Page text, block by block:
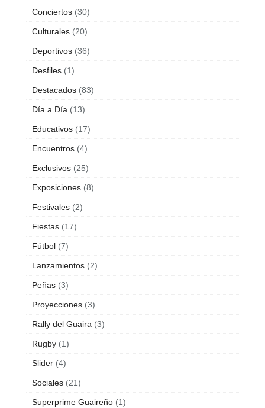
Conciertos (30)
Culturales (20)
Deportivos (36)
Desfiles (1)
Destacados (83)
Día a Día (13)
Educativos (17)
Encuentros (4)
Exclusivos (25)
Exposiciones (8)
Festivales (2)
Fiestas (17)
Fútbol (7)
Lanzamientos (2)
Peñas (3)
Proyecciones (3)
Rally del Guaira (3)
Rugby (1)
Slider (4)
Sociales (21)
Superprime Guaireño (1)